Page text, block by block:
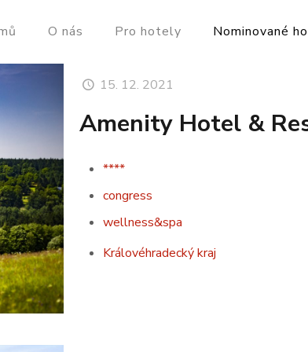
O nás Pro hotely Nominované
15. 12. 2021
Amenity Hotel &
****
congress
wellness&spa
Královéhradecký kraj